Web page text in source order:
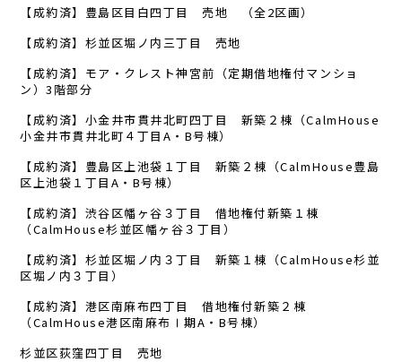
【成約済】豊島区目白四丁目 売地 （全2区画）
【成約済】杉並区堀ノ内三丁目 売地
【成約済】モア・クレスト神宮前（定期借地権付マンショ
ン）3階部分
【成約済】小金井市貫井北町四丁目 新築２棟（CalmHouse
小金井市貫井北町４丁目A・B号棟）
【成約済】豊島区上池袋１丁目 新築２棟（CalmHouse豊島
区上池袋１丁目A・B号棟）
【成約済】渋谷区幡ヶ谷３丁目 借地権付新築１棟
（CalmHouse杉並区幡ヶ谷３丁目）
【成約済】杉並区堀ノ内３丁目 新築１棟（CalmHouse杉並
区堀ノ内３丁目）
【成約済】港区南麻布四丁目 借地権付新築２棟
（CalmHouse港区南麻布Ⅰ期A・B号棟）
杉並区荻窪四丁目 売地